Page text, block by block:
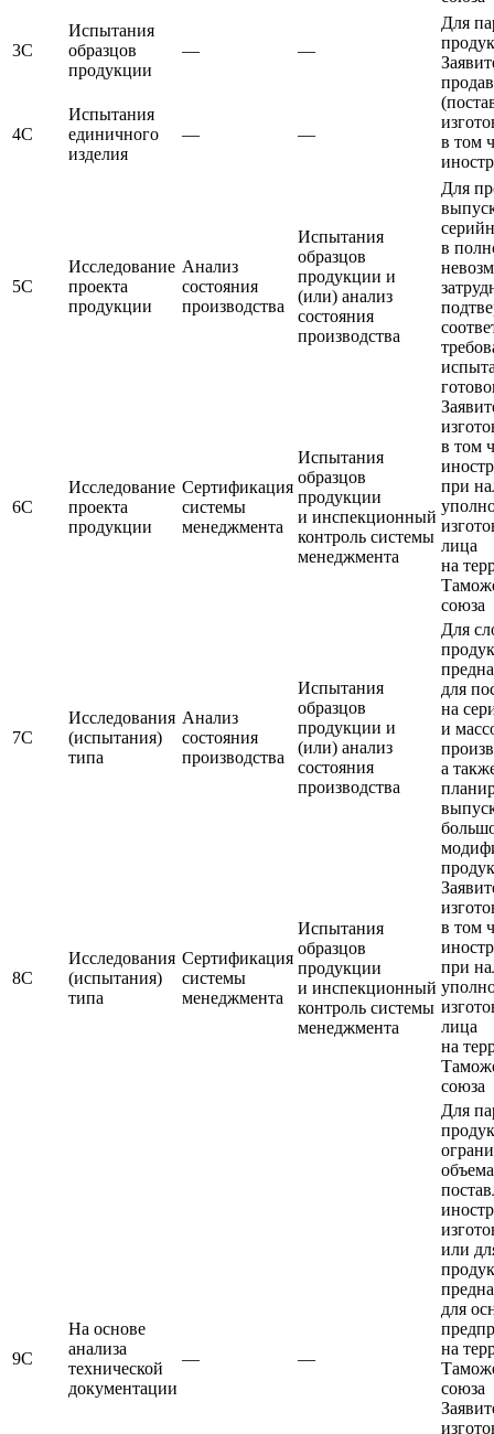
3С
Испытания
образцов
продукции
— —
Для
в том
4С
Испытания
единичного
изделия
— —
5С
Исследование
проекта
продукции
Анализ
состояния
производства
Испытания
образцов
продукции и
(или) анализ
состояния
производства
Для
в
в том
при
лица
на
союза
6С
Исследование
проекта
продукции
Сертификация
системы
менеджмента
Испытания
образцов
продукции
и инспекционный
контроль системы
менеджмента
7С
Исследования
(испытания)
типа
Анализ
состояния
производства
Испытания
образцов
продукции и
(или) анализ
состояния
производства
Для
для
на
и
а
в том
при
лица
на
союза
8С
Исследования
(испытания)
типа
Сертификация
системы
менеджмента
Испытания
образцов
продукции
и инспекционный
контроль системы
менеджмента
9С
На основе
анализа
технической
документации
— —
Для
или
для
на
союза